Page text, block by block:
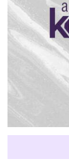
7 K-dramas
to Lovers